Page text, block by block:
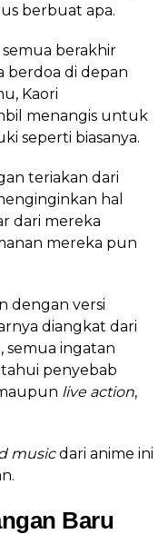
berbuat apa.
berakhir
berdoa di depan
Kaori
menangis untuk
seperti biasanya.
teriakan dari
hal
dari mereka
mereka pun
dengan versi
diangkat dari
semua ingatan
penyebab
live action,
musicdari anime ini
Baru